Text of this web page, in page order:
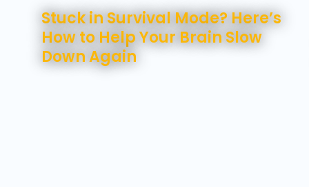
Stuck in Survival Mode? Here’s
How to Help Your Brain Slow
Down Again